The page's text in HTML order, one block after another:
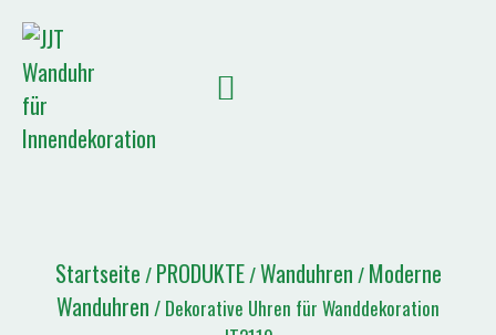
Startseite / PRODUKTE/Wanduhren / Moderne
Wanduhren / Dekorative Uhren für Wanddekoration